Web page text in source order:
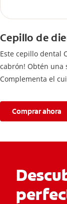
Cepillo de
Este cepillo dental
cabrón! Obtén una
Complementa el
Comprar ahora